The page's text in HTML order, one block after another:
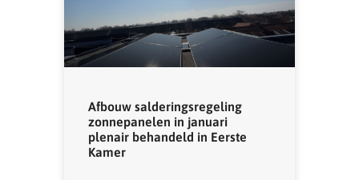
Afbouw salderingsregeling
zonnepanelen in januari
plenair behandeld in Eerste
Kamer